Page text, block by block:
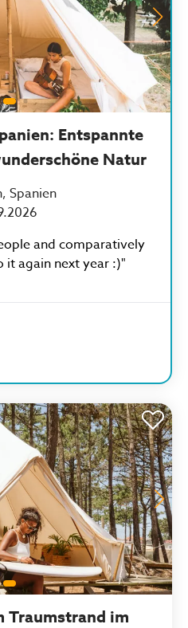
Entspannte
Natur
Spanien
and comparatively
it again next year :)"
Traumstrand im